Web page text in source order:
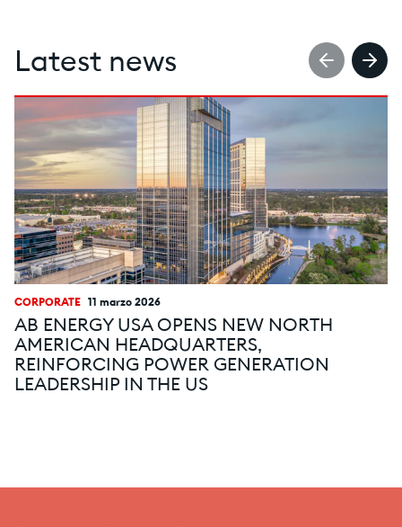
Latest news
CORPORATE 11 marzo 2026
AB ENERGY USA OPENS NEW NORTH
AMERICAN HEADQUARTERS,
REINFORCING POWER GENERATION
LEADERSHIP IN THE US